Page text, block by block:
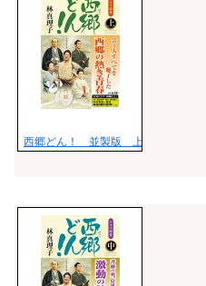
西郷どん！ 並製版 上 [ 林 真理子 ]